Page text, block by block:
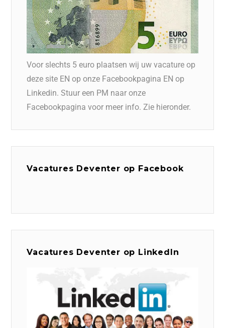
Voor slechts 5 euro plaatsen wij uw vacature op
deze site EN op onze Facebookpagina EN op
Linkedin. Stuur een PM naar onze
Facebookpagina voor meer info. Zie hieronder.
Vacatures Deventer op Facebook
Vacatures Deventer op LinkedIn